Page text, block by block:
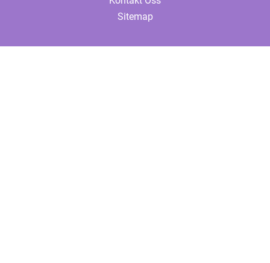
Sitemap